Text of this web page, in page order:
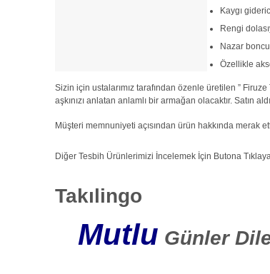
Kaygı
Rengi
Nazar
Özellikle
Sizin için ustalarımız tarafından özenle üretilen ”
aşkınızı anlatan anlamlı bir armağan olacaktır. Satın
Müşteri memnuniyeti açısından ürün hakkında merak
Diğer Tesbih Ürünlerimizi İncelemek İçin Butona
Takılingo
Mutlu Günler